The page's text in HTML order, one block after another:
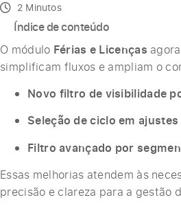
2 Minutos
Índice de conteúdo
O módulo Férias e Licenças
simplificam fluxos e ampliam o
Novo filtro de visibilidade
Seleção de ciclo em
Filtro avançado por
Essas melhorias atendem às
precisão e clareza para a gestão